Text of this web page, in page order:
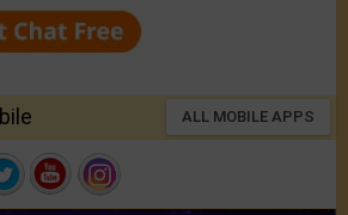
ALL MOBILE APPS